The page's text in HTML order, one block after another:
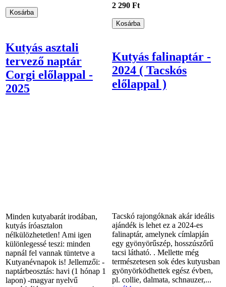
2 290 Ft
Kutyás asztali
tervező naptár
Corgi előlappal -
2025
Minden kutyabarát irodában,
kutyás íróasztalon
nélkülözhetetlen! Ami igen
különlegessé teszi: minden
napnál fel vannak tüntetve a
Kutyanévnapok is! Jellemzői: -
naptárbeosztás: havi (1 hónap 1
lapon) -magyar nyelvű
Kutyás falinaptár -
2024 ( Tacskós
előlappal )
Tacskó rajongóknak akár ideális
ajándék is lehet ez a 2024-es
falinaptár, amelynek címlapján
egy gyönyörűszép, hosszúszőrű
tacsi látható. . Mellette még
természetesen sok édes kutyusban
gyönyörködhettek egész évben,
pl. collie, dalmata, schnauzer,...